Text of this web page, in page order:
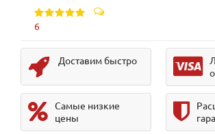
6
Доставим быстро
Самые низкие
цены